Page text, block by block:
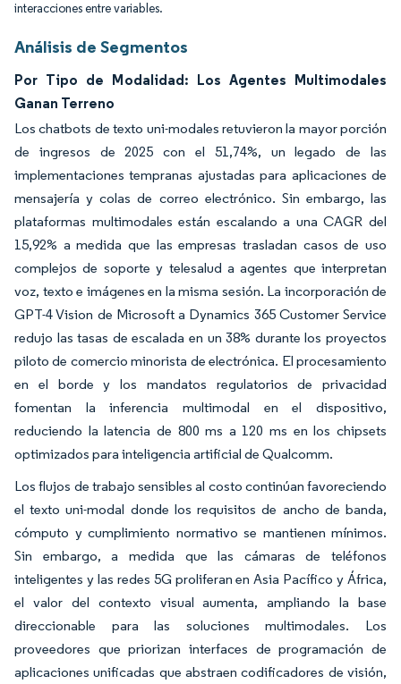
interacciones entre variables.
Análisis de Segmentos
Por Tipo de Modalidad: Los Agentes Multimodales
Ganan Terreno
Los chatbots de texto uni-modales retuvieron la mayor porción
de ingresos de 2025 con el 51,74%, un legado de las
implementaciones tempranas ajustadas para aplicaciones de
mensajería y colas de correo electrónico. Sin embargo, las
plataformas multimodales están escalando a una CAGR del
15,92% a medida que las empresas trasladan casos de uso
complejos de soporte y telesalud a agentes que interpretan
voz, texto e imágenes en la misma sesión. La incorporación de
GPT-4 Vision de Microsoft a Dynamics 365 Customer Service
redujo las tasas de escalada en un 38% durante los proyectos
piloto de comercio minorista de electrónica. El procesamiento
en el borde y los mandatos regulatorios de privacidad
fomentan la inferencia multimodal en el dispositivo,
reduciendo la latencia de 800 ms a 120 ms en los chipsets
optimizados para inteligencia artificial de Qualcomm.
Los flujos de trabajo sensibles al costo continúan favoreciendo
el texto uni-modal donde los requisitos de ancho de banda,
cómputo y cumplimiento normativo se mantienen mínimos.
Sin embargo, a medida que las cámaras de teléfonos
inteligentes y las redes 5G proliferan en Asia Pacífico y África,
el valor del contexto visual aumenta, ampliando la base
direccionable para las soluciones multimodales. Los
proveedores que priorizan interfaces de programación de
aplicaciones unificadas que abstraen codificadores de visión,